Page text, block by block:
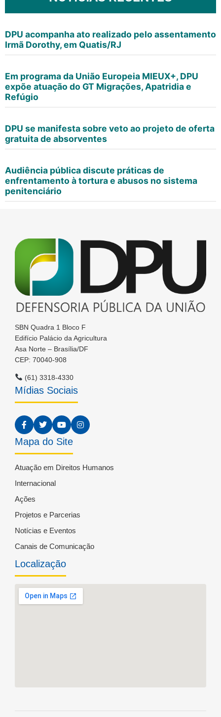
DPU acompanha ato realizado pelo assentamento
Irmã Dorothy, em Quatis/RJ
Em programa da União Europeia MIEUX+, DPU
expõe atuação do GT Migrações, Apatridia e
Refúgio
DPU se manifesta sobre veto ao projeto de oferta
gratuita de absorventes
Audiência pública discute práticas de
enfrentamento à tortura e abusos no sistema
penitenciário
SBN Quadra 1 Bloco F
Edifício Palácio da Agricultura
Asa Norte – Brasília/DF
CEP: 70040-908
(61) 3318-4330
Mídias Sociais
Mapa do Site
Atuação em Direitos Humanos
Internacional
Ações
Projetos e Parcerias
Notícias e Eventos
Canais de Comunicação
Localização